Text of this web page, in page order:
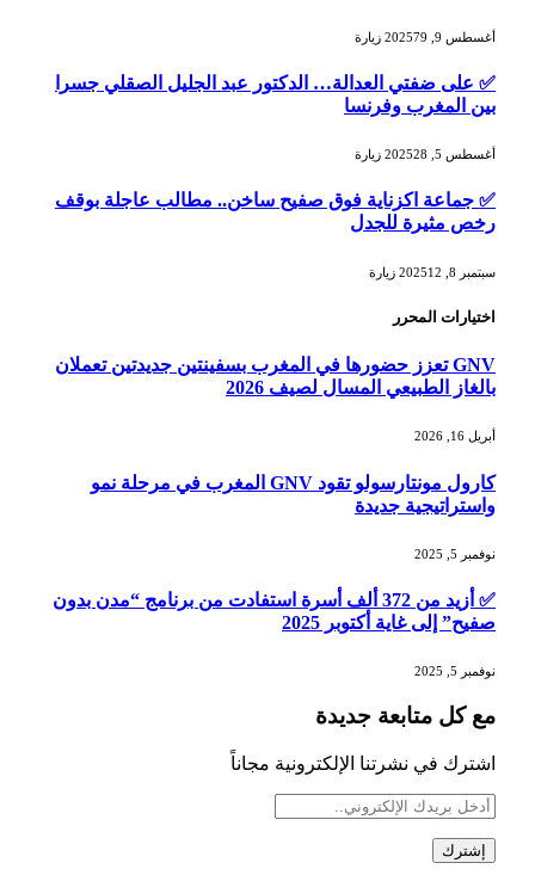
أغسطس 9, 2025 79 زيارة
✅ على ضفتي العدالة… الدكتور عبد الجليل الصقلي جسرا
بين المغرب وفرنسا
أغسطس 5, 2025 28 زيارة
✅ جماعة اكزناية فوق صفيح ساخن.. مطالب عاجلة بوقف
رخص مثيرة للجدل
سبتمبر 8, 2025 12 زيارة
اختيارات المحرر
GNV تعزز حضورها في المغرب بسفينتين جديدتين تعملان
بالغاز الطبيعي المسال لصيف 2026
أبريل 16, 2026
كارول مونتارسولو تقود GNV المغرب في مرحلة نمو
واستراتيجية جديدة
نوفمبر 5, 2025
✅ أزيد من 372 ألف أسرة استفادت من برنامج “مدن بدون
صفيح” إلى غاية أكتوبر 2025
نوفمبر 5, 2025
مع كل متابعة جديدة
اشترك في نشرتنا الإلكترونية مجاناً